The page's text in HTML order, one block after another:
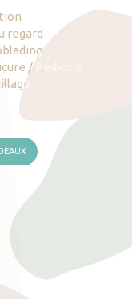
regard
/ Pédicure